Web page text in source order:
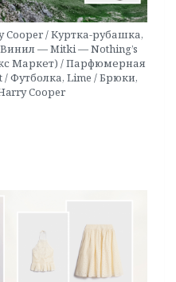
Cooper / Куртка-рубашка,
— Mitki — Nothing’s
Маркет) / Парфюмерная
/ Футболка, Lime / Брюки,
Cooper